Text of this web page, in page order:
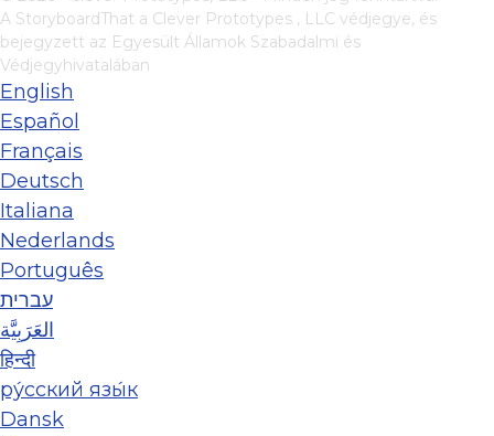
A StoryboardThat a Clever Prototypes , LLC védjegye, és
bejegyzett az Egyesült Államok Szabadalmi és
Védjegyhivatalában
English
Español
Français
Deutsch
Italiana
Nederlands
Português
עברית
العَرَبِيَّة
हिन्दी
ру́сский язы́к
Dansk